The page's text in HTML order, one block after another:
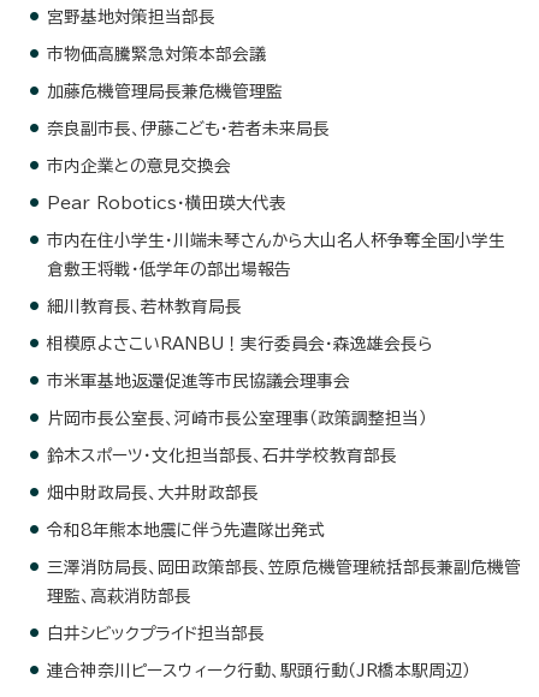
宮野基地対策担当部長
市物価高騰緊急対策本部会議
加藤危機管理局長兼危機管理監
奈良副市長、伊藤こども・若者未来局長
市内企業との意見交換会
Pear Robotics・横田瑛大代表
市内在住小学生・川端未琴さんから大山名人杯争奪全国小学生
倉敷王将戦・低学年の部出場報告
細川教育長、若林教育局長
相模原よさこいRANBU！実行委員会・森逸雄会長ら
市米軍基地返還促進等市民協議会理事会
片岡市長公室長、河崎市長公室理事（政策調整担当）
鈴木スポーツ・文化担当部長、石井学校教育部長
畑中財政局長、大井財政部長
令和8年熊本地震に伴う先遣隊出発式
三澤消防局長、岡田政策部長、笠原危機管理統括部長兼副危機管
理監、高萩消防部長
白井シビックプライド担当部長
連合神奈川ピースウィーク行動、駅頭行動（JR橋本駅周辺）